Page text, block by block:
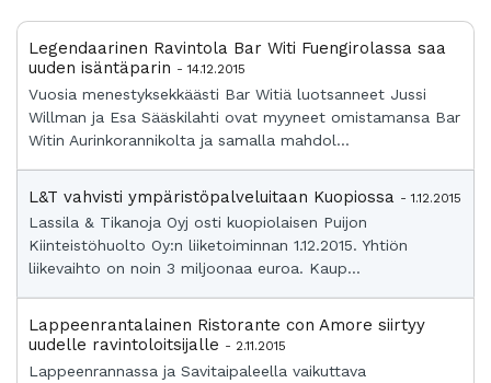
Legendaarinen Ravintola Bar Witi Fuengirolassa saa
uuden isäntäparin - 14.12.2015
Vuosia menestyksekkäästi Bar Witiä luotsanneet Jussi
Willman ja Esa Sääskilahti ovat myyneet omistamansa Bar
Witin Aurinkorannikolta ja samalla mahdol...
L&T vahvisti ympäristöpalveluitaan Kuopiossa - 1.12.2015
Lassila & Tikanoja Oyj osti kuopiolaisen Puijon
Kiinteistöhuolto Oy:n liiketoiminnan 1.12.2015. Yhtiön
liikevaihto on noin 3 miljoonaa euroa. Kaup...
Lappeenrantalainen Ristorante con Amore siirtyy
uudelle ravintoloitsijalle - 2.11.2015
Lappeenrannassa ja Savitaipaleella vaikuttava